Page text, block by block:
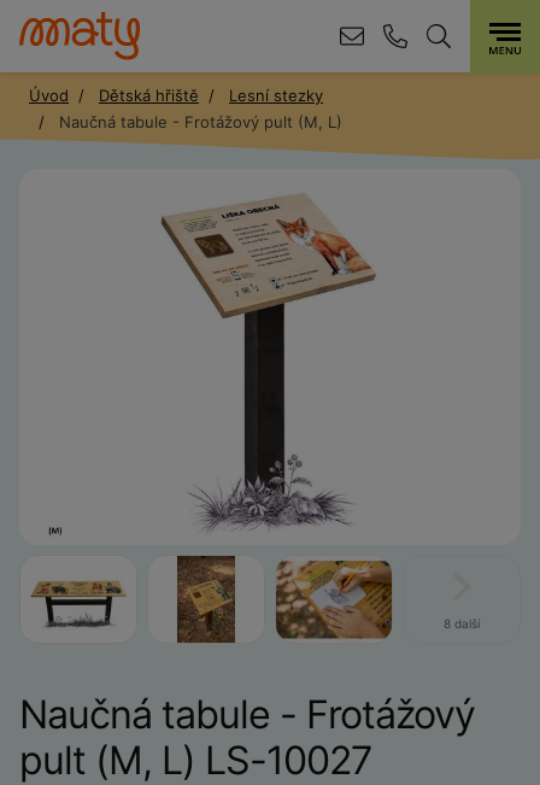
Úvod Dětská hřiště
Lesní stezky
Naučná tabule - Frotážový pult (M, L)
8 další
Naučná tabule - Frotážový
pult (M, L) LS-10027